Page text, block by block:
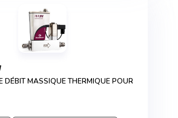
DÉBIT MASSIQUE THERMIQUE POUR